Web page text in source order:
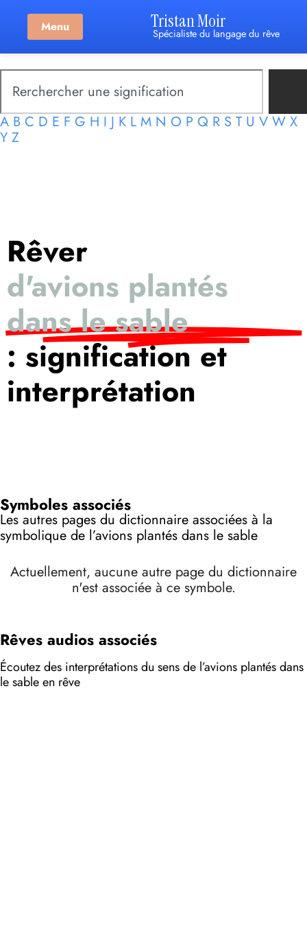
Menu Tristan Moir
Spécialiste du langage du rêve
A B C D E F G H I J K L M N O P Q R S T U V W X
Y Z
Rêver
d'avions plantés
dans le sable
: signification et
interprétation
Symboles associés
Les autres pages du dictionnaire associées à la
symbolique de l’avions plantés dans le sable
Actuellement, aucune autre page du dictionnaire
n'est associée à ce symbole.
Rêves audios associés
Écoutez des interprétations du sens de l’avions plantés dans
le sable en rêve